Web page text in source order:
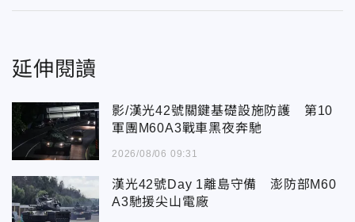
延伸閱讀
影/漢光42號關鍵基礎設施防護 第10
軍團M60A3戰車黑夜奔馳
2026/08/06 09:31
漢光42號Day 1離島守備 澎防部M60
A3馳援尖山電廠